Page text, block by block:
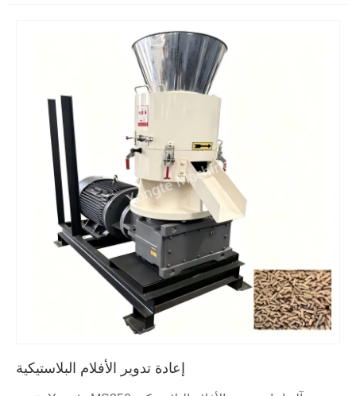
إعادة تدوير الأفلام البلاستيكية